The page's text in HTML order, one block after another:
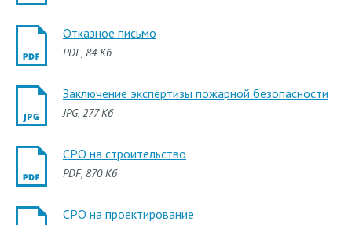
Отказное письмо
PDF, 84 Кб
Заключение экспертизы пожарной безопасности
JPG, 277 Кб
СРО на строительство
PDF, 870 Кб
СРО на проектирование